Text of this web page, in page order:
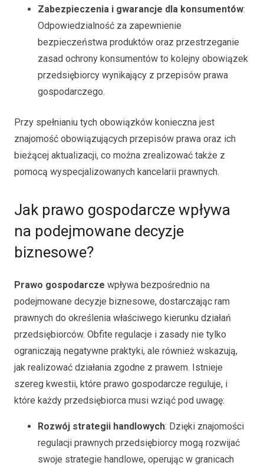
Zabezpieczenia i gwarancje dla konsumentów:
Odpowiedzialność za zapewnienie
bezpieczeństwa produktów oraz przestrzeganie
zasad ochrony konsumentów to kolejny obowiązek
przedsiębiorcy wynikający z przepisów prawa
gospodarczego.
Przy spełnianiu tych obowiązków konieczna jest
znajomość obowiązujących przepisów prawa oraz ich
bieżącej aktualizacji, co można zrealizować także z
pomocą wyspecjalizowanych kancelarii prawnych.
Jak prawo gospodarcze wpływa
na podejmowane decyzje
biznesowe?
Prawo gospodarcze wpływa bezpośrednio na
podejmowane decyzje biznesowe, dostarczając ram
prawnych do określenia właściwego kierunku działań
przedsiębiorców. Obfite regulacje i zasady nie tylko
ograniczają negatywne praktyki, ale również wskazują,
jak realizować działania zgodne z prawem. Istnieje
szereg kwestii, które prawo gospodarcze reguluje, i
które każdy przedsiębiorca musi wziąć pod uwagę:
Rozwój strategii handlowych: Dzięki znajomości
regulacji prawnych przedsiębiorcy mogą rozwijać
swoje strategie handlowe, operując w granicach